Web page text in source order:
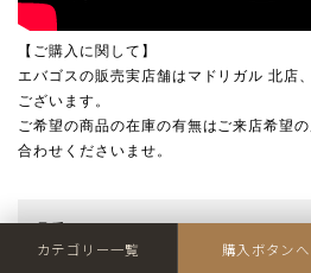
【ご購入に関して】
エバゴスの販売実店舗は マドリガル 北店
ございます。
ご希望の商品の在庫の有無はご来店希望
合わせくださいませ。
タイプ
カテゴリー一覧 購入ボタンへ